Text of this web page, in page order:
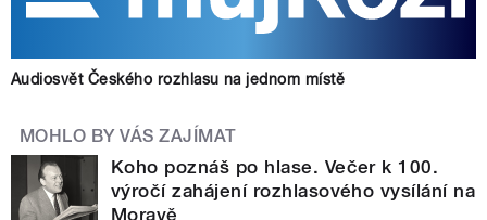
Audiosvět Českého rozhlasu na jednom místě
MOHLO BY VÁS ZAJÍMAT
Koho poznáš po hlase. Večer k 100.
výročí zahájení rozhlasového vysílání na
Moravě